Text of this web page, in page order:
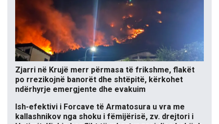
Zjarri në Krujë merr përmasa të frikshme, flakët
po rrezikojnë banorët dhe shtëpitë, kërkohet
ndërhyrje emergjente dhe evakuim
Ish-efektivi i Forcave të Armatosura u vra me
kallashnikov nga shoku i fëmijërisë, zv. drejtori i